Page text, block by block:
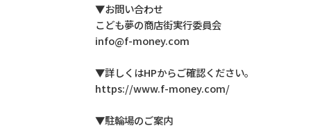
▼お問い合わせ
こども夢の商店街実行委員会
info@f-money.com
▼詳しくはHPからご確認ください。
https://www.f-money.com/
▼駐輪場のご案内